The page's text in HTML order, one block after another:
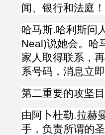
闻、银行和法庭！
哈马斯.哈利斯问
Neal)说她会。哈
家人取得联系，
系号码，消息立即
第二重要的攻坚
由阿卜杜勒.拉赫
手，负责所谓的圣